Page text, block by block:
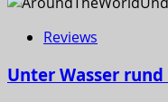
Reviews
Unter Wasser